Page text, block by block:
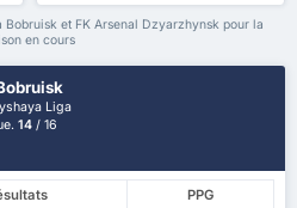
et FK Arsenal Dzyarzhynsk pour la
en cours
Liga
14 / 16
PPG